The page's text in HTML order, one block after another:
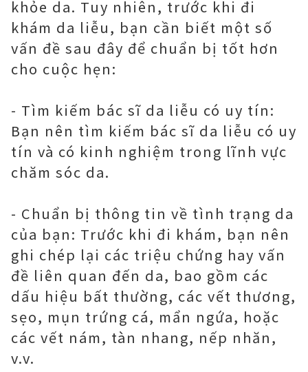
khỏe da. Tuy nhiên, trước khi đi
khám da liễu, bạn cần biết một số
vấn đề sau đây để chuẩn bị tốt hơn
cho cuộc hẹn:
- Tìm kiếm bác sĩ da liễu có uy tín:
Bạn nên tìm kiếm bác sĩ da liễu có uy
tín và có kinh nghiệm trong lĩnh vực
chăm sóc da.
- Chuẩn bị thông tin về tình trạng da
của bạn: Trước khi đi khám, bạn nên
ghi chép lại các triệu chứng hay vấn
đề liên quan đến da, bao gồm các
dấu hiệu bất thường, các vết thương,
sẹo, mụn trứng cá, mẩn ngứa, hoặc
các vết nám, tàn nhang, nếp nhăn,
v.v.